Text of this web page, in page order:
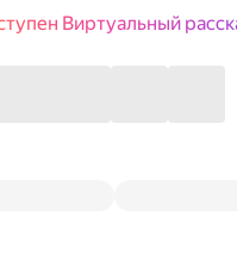
Виртуальный